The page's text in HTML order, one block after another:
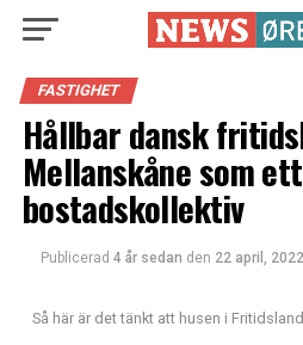
FASTIGHET
Hållbar dansk
Mellanskåne som ett
bostadskollektiv
Publicerad 4 år sedan den 22 april, 2022
Så här är det tänkt att husen i